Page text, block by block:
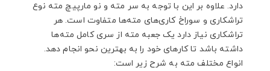
دارد. علاوه بر این با توجه به سر مته و نو مارپیچ مته نوع
تراشکاری و سوراخ کاری‌های مته‌ها متفاوت است. هر
تراشکاری نیاز دارد یک جعبه مته از سری کامل مته‌ها
داشته باشد تا کارهای خود را به بهترین نحو انجام دهد.
انواع مختلف مته به شرح زیر است: